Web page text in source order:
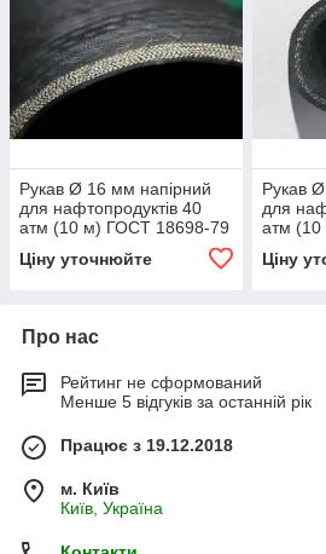
Рукав Ø 16 мм напірний
для нафтопродуктів 40
атм (10 м) ГОСТ 18698-79
Ціну уточнюйте
Рукав
для
атм
Ціну
Про нас
Рейтинг не сформований
Менше 5 відгуків за останній рік
Працює з 19.12.2018
м. Київ
Київ, Україна